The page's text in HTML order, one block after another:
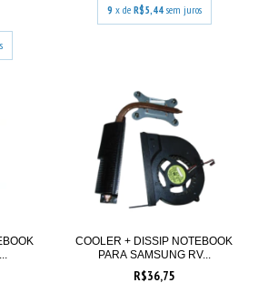
9 x de R$5,44 sem juros
COOLER + DISSIP NOTEBOOK
PARA SAMSUNG RV...
R$36,75